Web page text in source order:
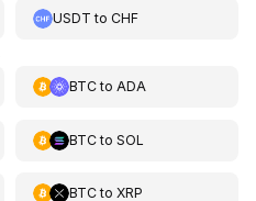
USDT toCHF
BTCto ADA
BTCto SOL
BTCto XRP